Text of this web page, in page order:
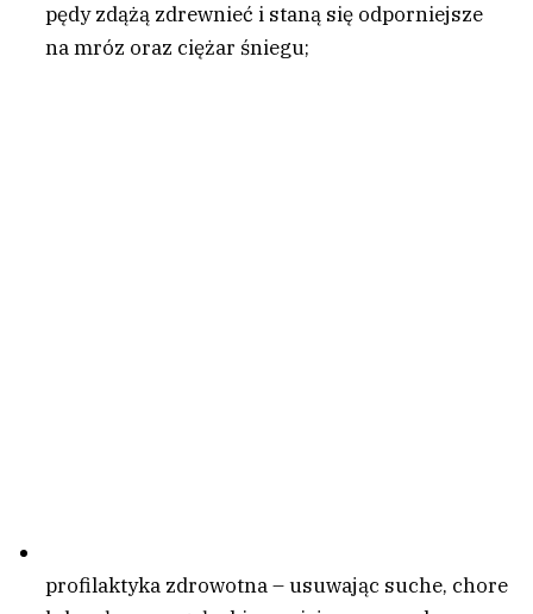
pędy zdążą zdrewnieć i staną się odporniejsze
na mróz oraz ciężar śniegu;
profilaktyka zdrowotna – usuwając suche, chore